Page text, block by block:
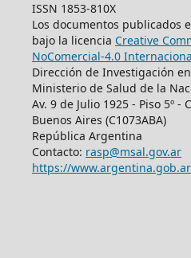
ISSN 1853-810X
Los documentos publicados
bajo la licencia Creative
NoComercial-4.0
Dirección de Investigación
Ministerio de Salud de la
Av. 9 de Julio 1925 - Piso 5º
Buenos Aires (C1073ABA)
República Argentina
Contacto: rasp@msal.gov.ar
https://